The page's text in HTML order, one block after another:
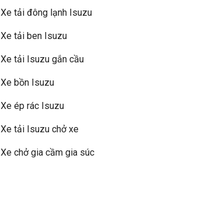
Xe tải đông lạnh Isuzu
Xe tải ben Isuzu
Xe tải Isuzu gắn cầu
Xe bồn Isuzu
Xe ép rác Isuzu
Xe tải Isuzu chở xe
Xe chở gia cầm gia súc